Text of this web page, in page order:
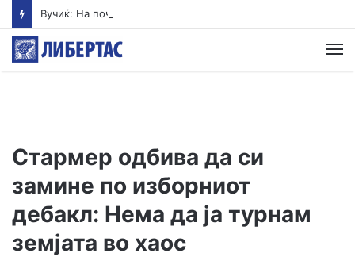
Вучиќ: На почетокот сме на голема војна
Стармер одбива да си
замине по изборниот
дебакл: Нема да ја турнам
земјата во хаос